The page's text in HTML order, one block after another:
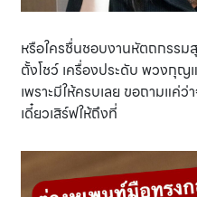
หรือใครชื่นชอบงานหัตถกรรม
ตั้งโชว์ เครื่องประดับ พวงกุญ
เพราะมีให้ครบเลย ขอถามแค่ว่
เดี๋ยวเสิร์ฟให้ถึงที่